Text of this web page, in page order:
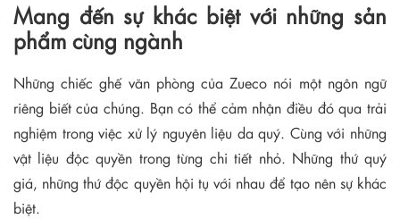
Mang đến sự khác biệt với những sản
phẩm cùng ngành
Những chiếc ghế văn phòng của Zueco nói một ngôn ngữ
riêng biết của chúng. Bạn có thể cảm nhận điều đó qua trải
nghiệm trong việc xử lý nguyên liệu da quý. Cùng với những
vật liệu độc quyền trong từng chi tiết nhỏ. Những thứ quý
giá, những thứ độc quyền hội tụ với nhau để tạo nên sự khác
biệt.